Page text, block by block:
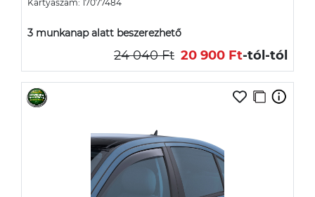
Kártyaszám: 17077484
3 munkanap alatt beszerezhető
24 040 Ft 20 900 Ft-tól-tól